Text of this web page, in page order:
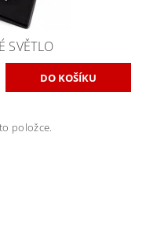
SVĚTLO
položce.